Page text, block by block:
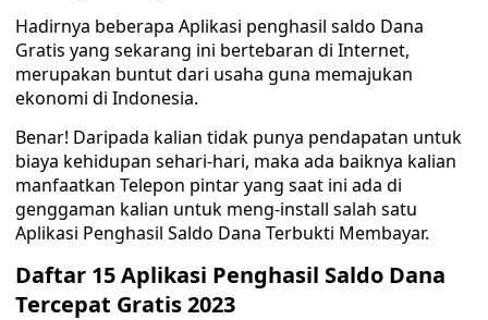
Hadirnya beberapa Aplikasi penghasil saldo Dana
Gratis yang sekarang ini bertebaran di Internet,
merupakan buntut dari usaha guna memajukan
ekonomi di Indonesia.
Benar! Daripada kalian tidak punya pendapatan untuk
biaya kehidupan sehari-hari, maka ada baiknya kalian
manfaatkan Telepon pintar yang saat ini ada di
genggaman kalian untuk meng-install salah satu
Aplikasi Penghasil Saldo Dana Terbukti Membayar.
Daftar 15 Aplikasi Penghasil Saldo Dana
Tercepat Gratis 2023